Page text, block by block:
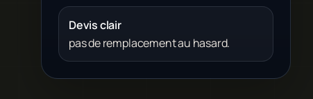
Devis clair
pas de remplacement au hasard.